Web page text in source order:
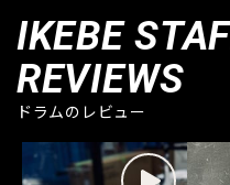
IKEBE
REVIEWS
ドラムのレビュー